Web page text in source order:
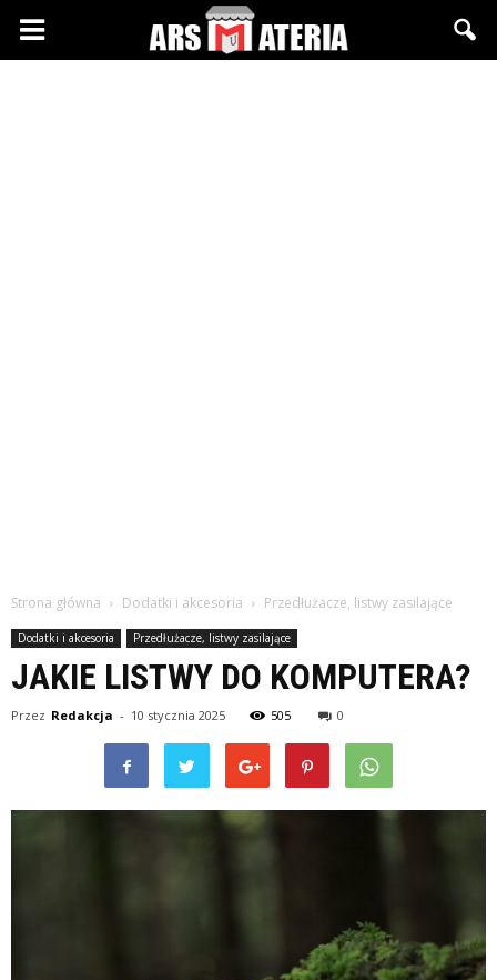
Arsmateria.pl
Strona główna Dodatki i akcesoria Przedłużacze, listwy zasilające
Dodatki i akcesoria Przedłużacze, listwy zasilające
JAKIE LISTWY DO KOMPUTERA?
Przez Redakcja - 10 stycznia 2025 505 0